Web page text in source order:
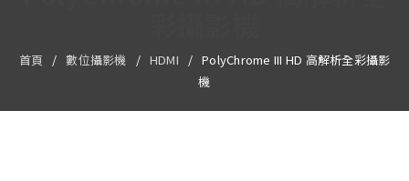
首頁 / 數位攝影機 / HDMI / PolyChrome III HD 高解析全彩攝影
機